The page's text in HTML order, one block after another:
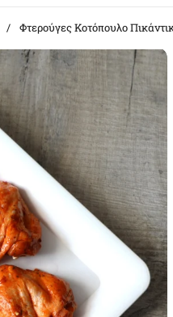
/ Φτερούγες Κοτόπουλο